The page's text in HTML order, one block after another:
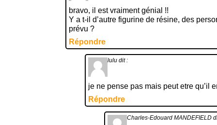
bravo, il est vraiment génial !!
Y a t-il d’autre figurine de résine, des
prévu ?
Répondre
lulu dit :
je ne pense pas mais peut etre qu’il
Répondre
Charles-Edouard MANDEFIELD